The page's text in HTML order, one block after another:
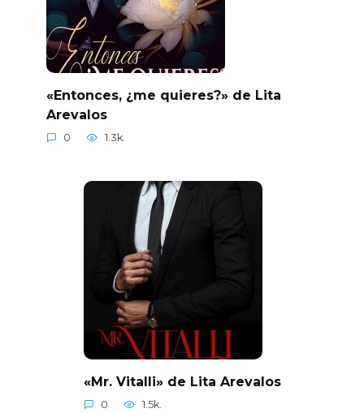
«Entonces, ¿me quieres?» de Lita
Arevalos
0 1.3k.
«Mr. Vitalli» de Lita Arevalos
0 1.5k.